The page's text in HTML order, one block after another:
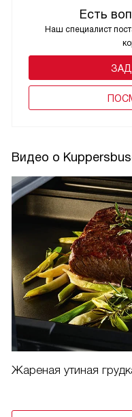
Есть
Наш специалист
Видео о
Жареная утиная